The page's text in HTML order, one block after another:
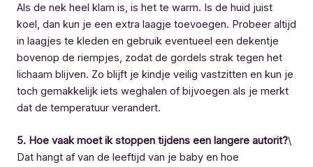
Als de nek heel klam is, is het te warm. Is de huid juist
koel, dan kun je een extra laagje toevoegen. Probeer altijd
in laagjes te kleden en gebruik eventueel een dekentje
bovenop de riempjes, zodat de gordels strak tegen het
lichaam blijven. Zo blijft je kindje veilig vastzitten en kun je
toch gemakkelijk iets weghalen of bijvoegen als je merkt
dat de temperatuur verandert.
5. Hoe vaak moet ik stoppen tijdens een langere autorit?\
Dat hangt af van de leeftijd van je baby en hoe